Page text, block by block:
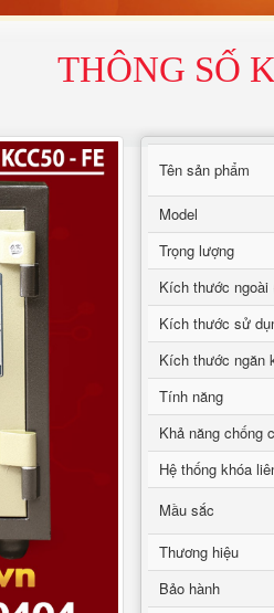
THÔNG SỐ
Tên sản phẩm
Model
Trọng lượng
Kích thước ngoài
Kích thước sử
Kích thước ngăn
Tính năng
Khả năng chống
Hệ thống khóa
Mầu sắc
Thương hiệu
Bảo hành